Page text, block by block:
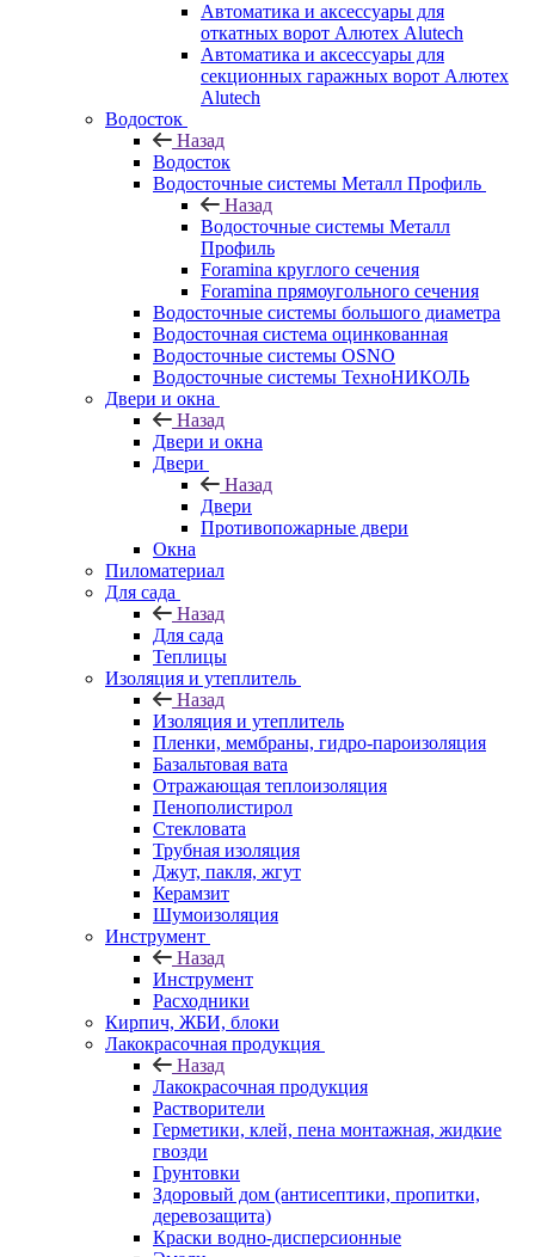
Автоматика и аксессуары для
откатных ворот Алютех Alutech
Автоматика и аксессуары для
секционных гаражных ворот Алютех
Alutech
Водосток
Назад
Водосток
Водосточные системы Металл Профиль
Назад
Водосточные системы Металл
Профиль
Foramina круглого сечения
Foramina прямоугольного сечения
Водосточные системы большого диаметра
Водосточная система оцинкованная
Водосточные системы OSNO
Водосточные системы ТехноНИКОЛЬ
Двери и окна
Назад
Двери и окна
Двери
Назад
Двери
Противопожарные двери
Окна
Пиломатериал
Для сада
Назад
Для сада
Теплицы
Изоляция и утеплитель
Назад
Изоляция и утеплитель
Пленки, мембраны, гидро-пароизоляция
Базальтовая вата
Отражающая теплоизоляция
Пенополистирол
Стекловата
Трубная изоляция
Джут, пакля, жгут
Керамзит
Шумоизоляция
Инструмент
Назад
Инструмент
Расходники
Кирпич, ЖБИ, блоки
Лакокрасочная продукция
Назад
Лакокрасочная продукция
Растворители
Герметики, клей, пена монтажная, жидкие
гвозди
Грунтовки
Здоровый дом (антисептики, пропитки,
деревозащита)
Краски водно-дисперсионные